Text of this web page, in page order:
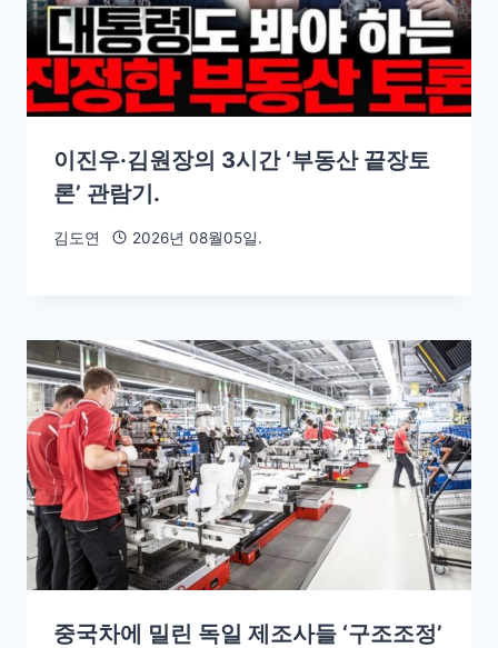
이진우·김원장의 3시간 ‘부동산 끝장토
론’ 관람기.
김도연 2026년 08월05일.
중국차에 밀린 독일 제조사들 ‘구조조정’